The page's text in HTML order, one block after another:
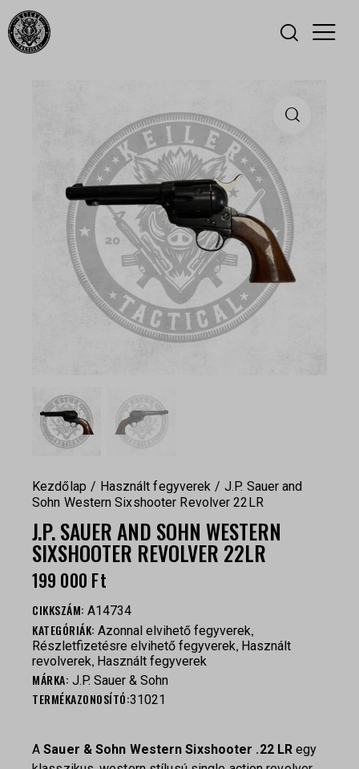
Kezdőlap Használt fegyverek
J.P. Sauer and
Sohn Western Sixshooter Revolver 22LR
J.P. SAUER AND SOHN WESTERN
SIXSHOOTER REVOLVER 22LR
199 000 Ft
CIKKSZÁM: A14734
KATEGÓRIÁK: Azonnal elvihető fegyverek,
Részletfizetésre elvihető fegyverek, Használt
revolverek, Használt fegyverek
MÁRKA: J.P. Sauer & Sohn
TERMÉKAZONOSÍTÓ:31021
ASauer & Sohn Western Sixshooter .22 LR egy